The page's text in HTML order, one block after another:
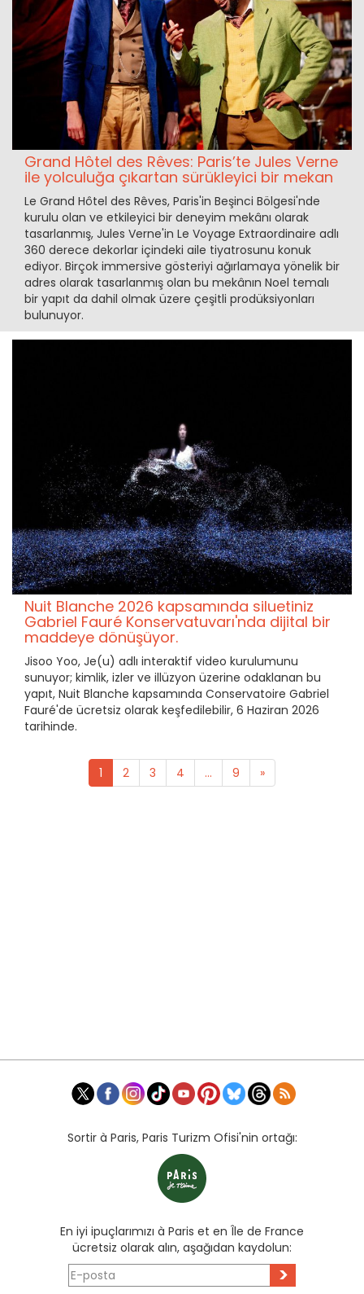
Grand Hôtel des Rêves: Paris’te Jules Verne
ile yolculuğa çıkartan sürükleyici bir mekan
Le Grand Hôtel des Rêves, Paris'in Beşinci Bölgesi'nde
kurulu olan ve etkileyici bir deneyim mekânı olarak
tasarlanmış, Jules Verne'in Le Voyage Extraordinaire adlı
360 derece dekorlar içindeki aile tiyatrosunu konuk
ediyor. Birçok immersive gösteriyi ağırlamaya yönelik bir
adres olarak tasarlanmış olan bu mekânın Noel temalı
bir yapıt da dahil olmak üzere çeşitli prodüksiyonları
bulunuyor.
Nuit Blanche 2026 kapsamında siluetiniz
Gabriel Fauré Konservatuvarı'nda dijital bir
maddeye dönüşüyor.
Jisoo Yoo, Je(u) adlı interaktif video kurulumunu
sunuyor; kimlik, izler ve illüzyon üzerine odaklanan bu
yapıt, Nuit Blanche kapsamında Conservatoire Gabriel
Fauré'de ücretsiz olarak keşfedilebilir, 6 Haziran 2026
tarihinde.
1 2 3 4 ... 9 »
Sortir à Paris, Paris Turizm Ofisi'nin ortağı:
En iyi ipuçlarımızı à Paris et en Île de France
ücretsiz olarak alın, aşağıdan kaydolun:
>